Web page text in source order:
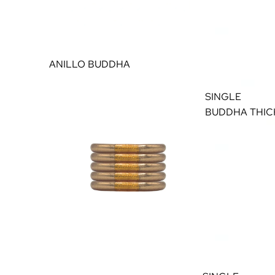
ANILLO BUDDHA
SINGLE
BUDDHA